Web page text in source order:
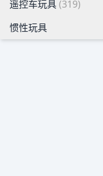
遥控车玩具(319)
惯性玩具